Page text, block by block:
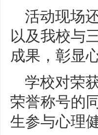
活动现场
以及我校与
成果，彰显
学校对荣
荣誉称号的
生参与心理